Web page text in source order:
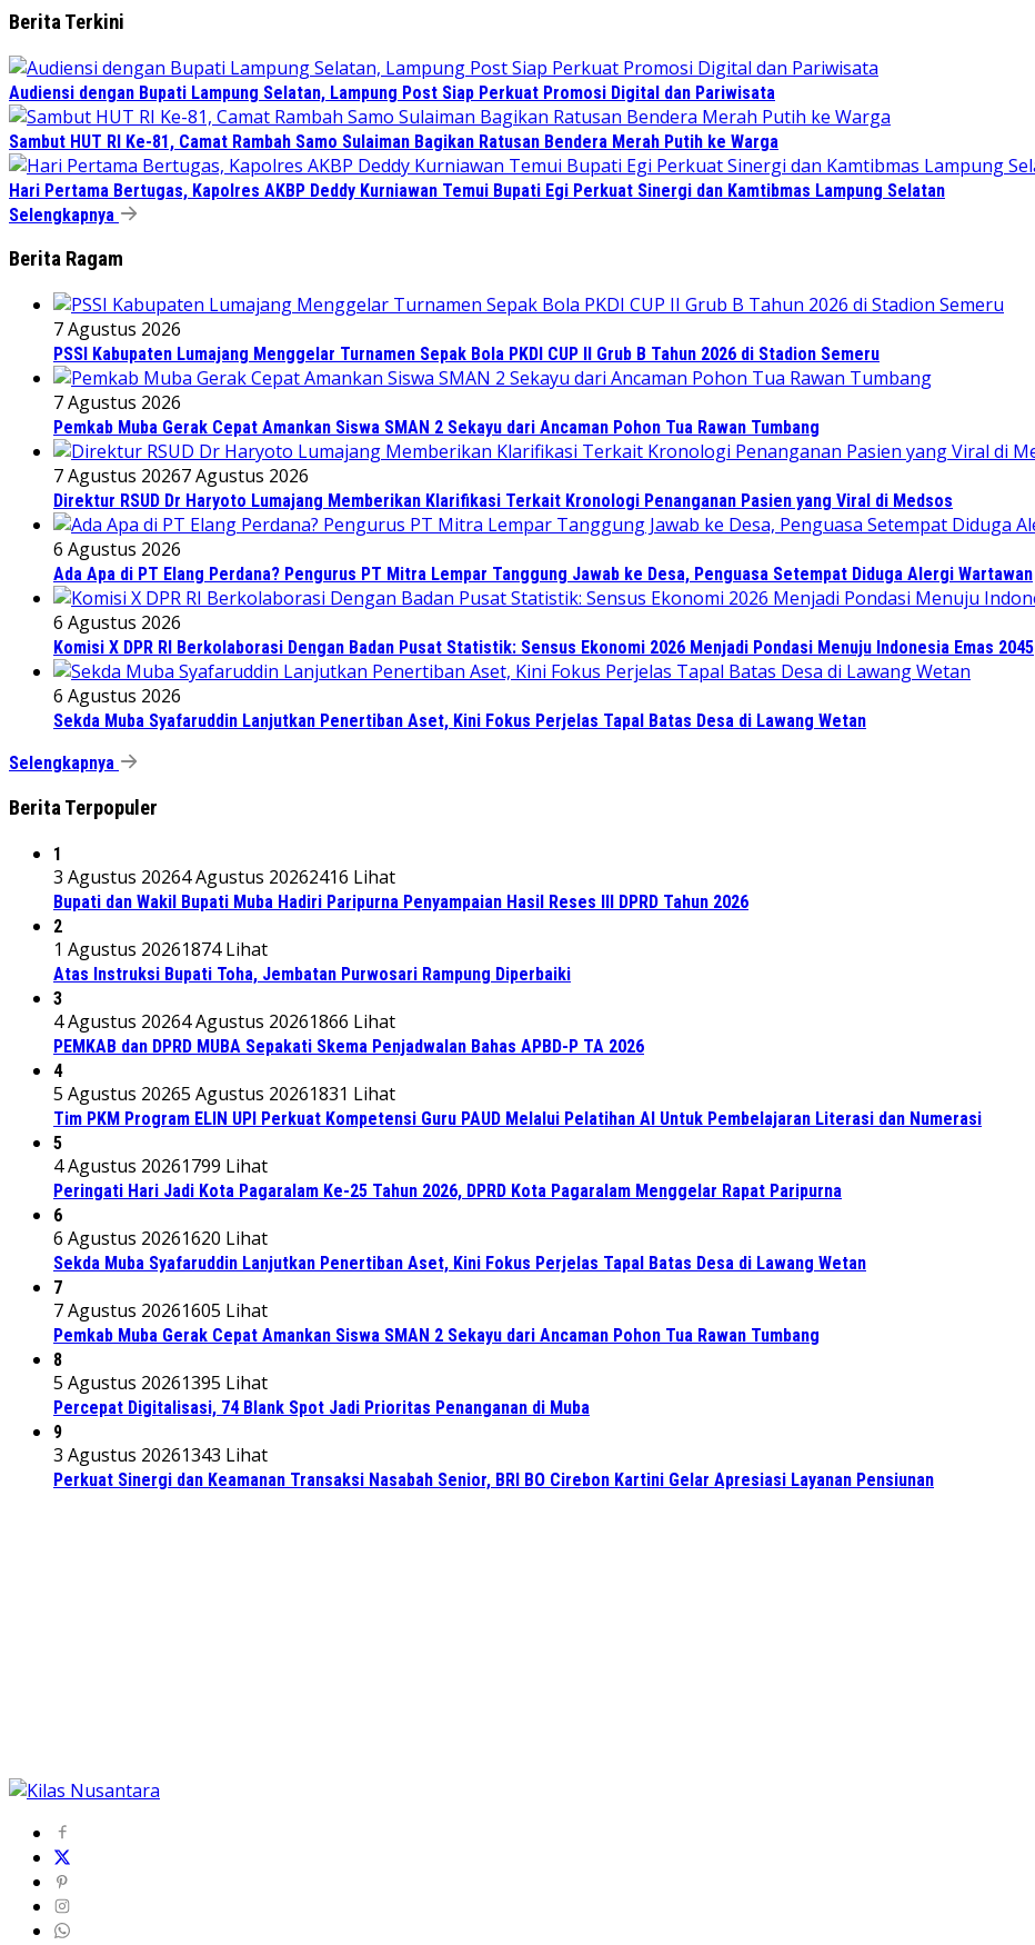
Berita Terkini
Audiensi dengan Bupati Lampung Selatan, Lampung Post Siap Perkuat Promosi Digital dan Pariwisata
Sambut HUT RI Ke-81, Camat Rambah Samo Sulaiman Bagikan Ratusan Bendera Merah Putih ke Warga
Hari Pertama Bertugas, Kapolres AKBP Deddy Kurniawan Temui Bupati Egi Perkuat Sinergi dan Kamtibmas Lampung Selatan
Selengkapnya
Berita Ragam
7 Agustus 2026
PSSI Kabupaten Lumajang Menggelar Turnamen Sepak Bola PKDI CUP II Grub B Tahun 2026 di Stadion Semeru
7 Agustus 2026
Pemkab Muba Gerak Cepat Amankan Siswa SMAN 2 Sekayu dari Ancaman Pohon Tua Rawan Tumbang
7 Agustus 20267 Agustus 2026
Direktur RSUD Dr Haryoto Lumajang Memberikan Klarifikasi Terkait Kronologi Penanganan Pasien yang Viral di Medsos
6 Agustus 2026
Ada Apa di PT Elang Perdana? Pengurus PT Mitra Lempar Tanggung Jawab ke Desa, Penguasa Setempat Diduga Alergi Wartawan
6 Agustus 2026
Komisi X DPR RI Berkolaborasi Dengan Badan Pusat Statistik: Sensus Ekonomi 2026 Menjadi Pondasi Menuju Indonesia Emas 2045
6 Agustus 2026
Sekda Muba Syafaruddin Lanjutkan Penertiban Aset, Kini Fokus Perjelas Tapal Batas Desa di Lawang Wetan
Selengkapnya
Berita Terpopuler
1
3 Agustus 20264 Agustus 20262416 Lihat
Bupati dan Wakil Bupati Muba Hadiri Paripurna Penyampaian Hasil Reses III DPRD Tahun 2026
2
1 Agustus 20261874 Lihat
Atas Instruksi Bupati Toha, Jembatan Purwosari Rampung Diperbaiki
3
4 Agustus 20264 Agustus 20261866 Lihat
PEMKAB dan DPRD MUBA Sepakati Skema Penjadwalan Bahas APBD-P TA 2026
4
5 Agustus 20265 Agustus 20261831 Lihat
Tim PKM Program ELIN UPI Perkuat Kompetensi Guru PAUD Melalui Pelatihan AI Untuk Pembelajaran Literasi dan Numerasi
5
4 Agustus 20261799 Lihat
Peringati Hari Jadi Kota Pagaralam Ke-25 Tahun 2026, DPRD Kota Pagaralam Menggelar Rapat Paripurna
6
6 Agustus 20261620 Lihat
Sekda Muba Syafaruddin Lanjutkan Penertiban Aset, Kini Fokus Perjelas Tapal Batas Desa di Lawang Wetan
7
7 Agustus 20261605 Lihat
Pemkab Muba Gerak Cepat Amankan Siswa SMAN 2 Sekayu dari Ancaman Pohon Tua Rawan Tumbang
8
5 Agustus 20261395 Lihat
Percepat Digitalisasi, 74 Blank Spot Jadi Prioritas Penanganan di Muba
9
3 Agustus 20261343 Lihat
Perkuat Sinergi dan Keamanan Transaksi Nasabah Senior, BRI BO Cirebon Kartini Gelar Apresiasi Layanan Pensiunan